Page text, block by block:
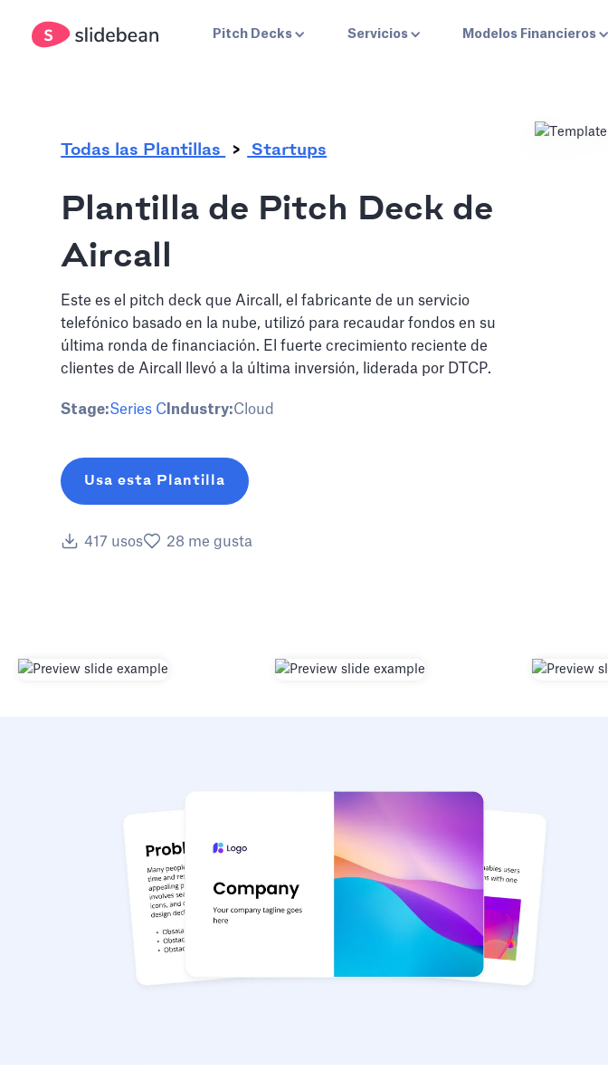
Pitch Decks Servicios Modelos Financieros
Todas las Plantillas Startups
Plantilla de Pitch Deck de
Aircall
Este es el pitch deck que Aircall, el fabricante de un servicio
telefónico basado en la nube, utilizó para recaudar fondos en su
última ronda de financiación. El fuerte crecimiento reciente de
clientes de Aircall llevó a la última inversión, liderada por DTCP.
Stage:Series C Industry:Cloud
Usa esta Plantilla
417 usos 28 me gusta